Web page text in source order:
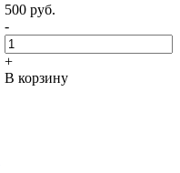
500 руб.
-
+
В корзину